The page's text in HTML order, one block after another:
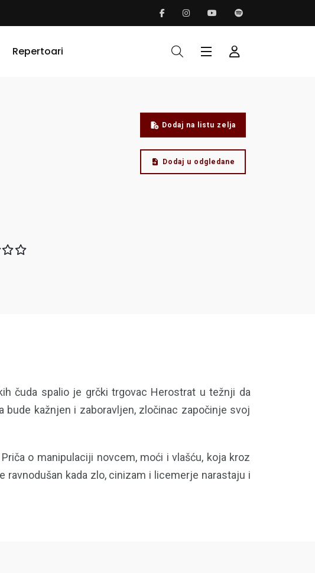
Repertoari
Dodaj na listu zelja
Dodaj u odgledane
čuda spalio je grčki trgovac Herostrat u težnji da
kažnjen i zaboravljen, zločinac započinje svoj
o manipulaciji novcem, moći i vlašću, koja kroz
ravnodušan kada zlo, cinizam i licemerje narastaju i